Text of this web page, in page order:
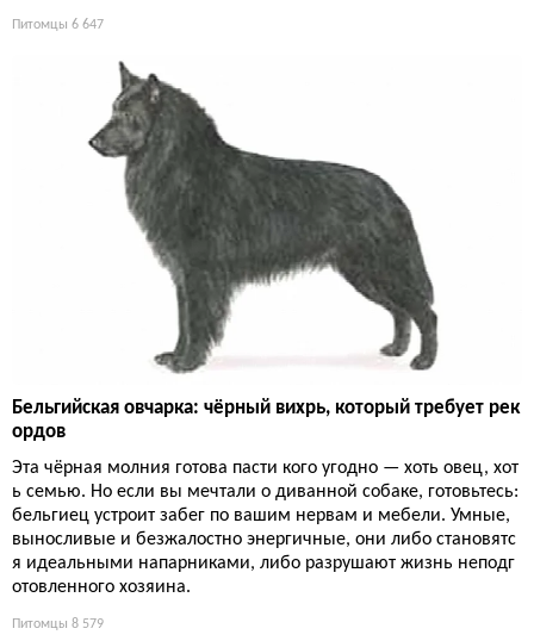
Питомцы 6 647
Бельгийская овчарка: чёрный вихрь, который требует рек
ордов
Эта чёрная молния готова пасти кого угодно — хоть овец, хот
ь семью. Но если вы мечтали о диванной собаке, готовьтесь:
бельгиец устроит забег по вашим нервам и мебели. Умные,
выносливые и безжалостно энергичные, они либо становятс
я идеальными напарниками, либо разрушают жизнь неподг
отовленного хозяина.
Питомцы 8 579